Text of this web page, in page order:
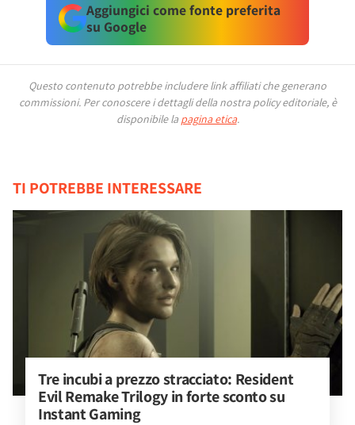
Aggiungici come fonte preferita
su Google
Questo contenuto potrebbe includere link affiliati che generano
commissioni. Per conoscere i dettagli della nostra policy editoriale, è
disponibile la pagina etica.
TI POTREBBE INTERESSARE
Tre incubi a prezzo stracciato: Resident
Evil Remake Trilogy in forte sconto su
Instant Gaming